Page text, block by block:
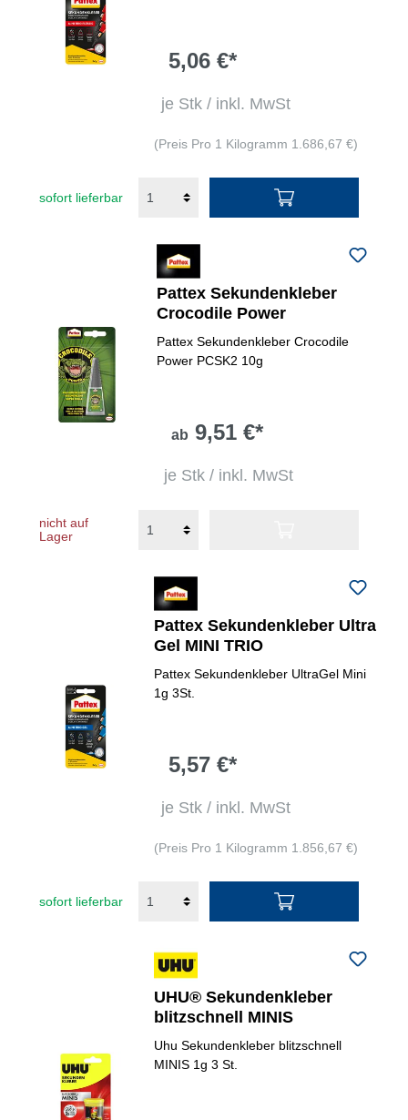
5,06 €*
je Stk / inkl. MwSt
(Preis Pro 1 Kilogramm 1.686,67 €)
sofort lieferbar
Pattex Sekundenkleber
Crocodile Power
Pattex Sekundenkleber Crocodile
Power PCSK2 10g
ab 9,51 €*
je Stk / inkl. MwSt
nicht auf
Lager
Pattex Sekundenkleber Ultra
Gel MINI TRIO
Pattex Sekundenkleber UltraGel Mini
1g 3St.
5,57 €*
je Stk / inkl. MwSt
(Preis Pro 1 Kilogramm 1.856,67 €)
sofort lieferbar
UHU® Sekundenkleber
blitzschnell MINIS
Uhu Sekundenkleber blitzschnell
MINIS 1g 3 St.